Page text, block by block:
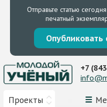
Отправьте статью
печатный
Опубликовать
Проекты
+7